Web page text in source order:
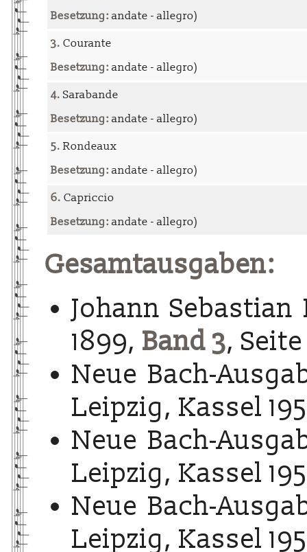
Besetzung: andate - allegro)
3. Courante
Besetzung: andate - allegro)
4. Sarabande
Besetzung: andate - allegro)
5. Rondeaux
Besetzung: andate - allegro)
6. Capriccio
Besetzung: andate - allegro)
Gesamtausgaben:
Johann Sebastian
1899, Band 3,
Neue Bach-
Leipzig, Kassel
Neue Bach-
Leipzig, Kassel
Neue Bach-
Leipzig, Kassel